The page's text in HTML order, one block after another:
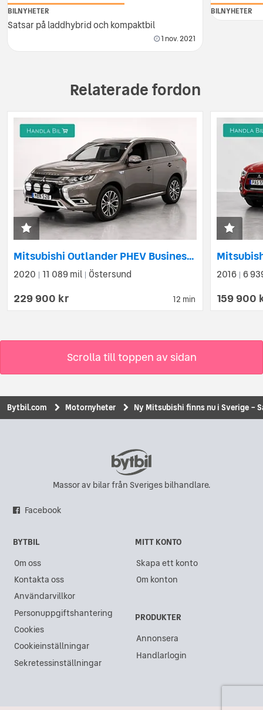
BILNYHETER
Satsar på laddhybrid och kompaktbil
1 nov. 2021
BILNYHETER
Relaterade fordon
12 min
Mitsubishi Outlander PHEV Business X Värmare Drag Skinn 360° SoV
2020 11 089 mil Östersund
229 900 kr
2016 6
159 900
Scrolla till toppen av sidan
Bytbil.com Motornyheter Ny Mitsubishi finns nu i Sverige –
Massor av bilar från Sveriges bilhandlare.
Facebook
BYTBIL
Om oss
Kontakta oss
Användarvillkor
Personuppgiftshantering
Cookies
Cookieinställningar
Sekretessinställningar
MITT KONTO
Skapa ett konto
Om konton
PRODUKTER
Annonsera
Handlarlogin